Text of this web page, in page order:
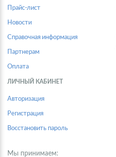
Прайс-лист
Новости
Справочная информация
Партнерам
Оплата
ЛИЧНЫЙ КАБИНЕТ
Авторизация
Регистрация
Восстановить пароль
Мы принимаем: